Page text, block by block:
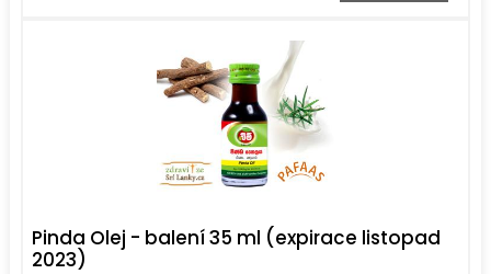
Pinda Olej - balení 35 ml (expirace listopad
2023)